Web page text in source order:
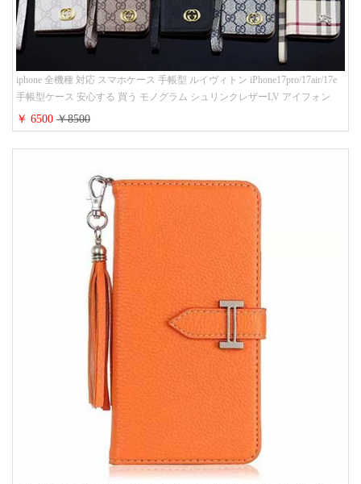
iphone 全機種 対応 スマホケース 手帳型 ルイヴィトン iPhone17pro/17air/17e
手帳型ケース 安心する 買う モノグラム シュリンクレザーLV アイフォン
16/16promaxスマホケース 手帳 多機能 グッチiphone15pro/14/13携帯ケース 大
人 レディース メンズ ストラップ付き
￥ 6500￥8500